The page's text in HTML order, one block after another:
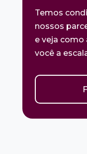
Temos
nossos
e veja como
você a